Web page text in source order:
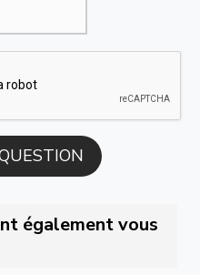
également vous